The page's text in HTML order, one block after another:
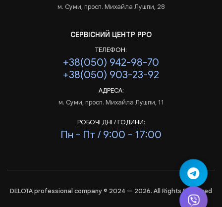
м. Суми, просп. Михайла Лушпи, 28
СЕРВІСНИЙ ЦЕНТР РРО
ТЕЛЕФОН:
+38(050) 942-98-70
+38(050) 903-23-92
АДРЕСА:
м. Суми, просп. Михайла Лушпи, 11
РОБОЧІ ДНІ / ГОДИНИ:
Пн - Пт / 9:00 - 17:00
DELOTA professional company © 2024 — 2026. All Rights Reserved